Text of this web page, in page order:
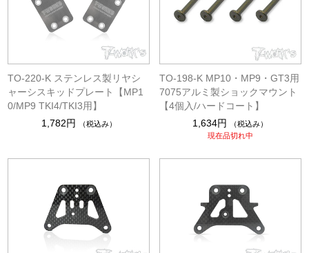
TO-220-K ステンレス製リヤシ
ャーシスキッドプレート【MP1
0/MP9 TKI4/TKI3用】
1,782円
（税込み）
TO-198-K MP10・MP9・GT3用
7075アルミ製ショックマウント
【4個入/ハードコート】
1,634円
（税込み）
現在品切れ中